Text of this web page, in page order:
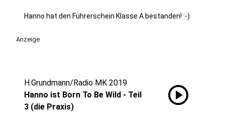
Hanno hat den Führerschein Klasse A bestanden! :-)
Anzeige
H.Grundmann/Radio MK 2019
Hanno ist Born To Be Wild - Teil
3 (die Praxis)
play_circle